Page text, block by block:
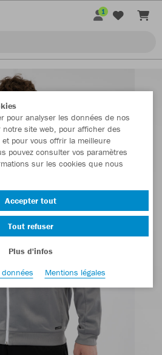
1
pour analyser les données de nos
site web, pour afficher des
pour vous offrir la meilleure
pouvez consulter vos paramètres
sur les cookies que nous
Accepter tout
Tout refuser
Plus d'infos
Mentions légales